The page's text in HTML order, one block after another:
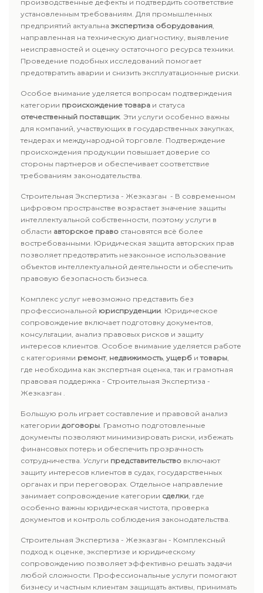
производственные дефекты и подтвердить соответствие
установленным требованиям. Для промышленных
предприятий актуальна экспертиза оборудования,
направленная на техническую диагностику, выявление
неисправностей и оценку остаточного ресурса техники.
Проведение подобных исследований помогает
предотвратить аварии и снизить эксплуатационные риски.
Особое внимание уделяется вопросам подтверждения
категории происхождение товара и статуса
отечественный поставщик. Эти услуги особенно важны
для компаний, участвующих в государственных закупках,
тендерах и международной торговле. Подтверждение
происхождения продукции повышает доверие со
стороны партнеров и обеспечивает соответствие
требованиям законодательства.
Строительная Экспертиза - Жезказган - В современном
цифровом пространстве возрастает значение защиты
интеллектуальной собственности, поэтому услуги в
области авторское право становятся всё более
востребованными. Юридическая защита авторских прав
позволяет предотвратить незаконное использование
объектов интеллектуальной деятельности и обеспечить
правовую безопасность бизнеса.
Комплекс услуг невозможно представить без
профессиональной юриспруденции. Юридическое
сопровождение включает подготовку документов,
консультации, анализ правовых рисков и защиту
интересов клиентов. Особое внимание уделяется работе
с категориями ремонт, недвижимость, ущерб итовары,
где необходима как экспертная оценка, так и грамотная
правовая поддержка - Строительная Экспертиза -
Жезказган .
Большую роль играет составление и правовой анализ
категории договоры. Грамотно подготовленные
документы позволяют минимизировать риски, избежать
финансовых потерь и обеспечить прозрачность
сотрудничества. Услуги представительство включают
защиту интересов клиентов в судах, государственных
органах и при переговорах. Отдельное направление
занимает сопровождение категории сделки, где
особенно важны юридическая чистота, проверка
документов и контроль соблюдения законодательства.
Строительная Экспертиза - Жезказган - Комплексный
подход к оценке, экспертизе и юридическому
сопровождению позволяет эффективно решать задачи
любой сложности. Профессиональные услуги помогают
бизнесу и частным клиентам защищать активы, принимать